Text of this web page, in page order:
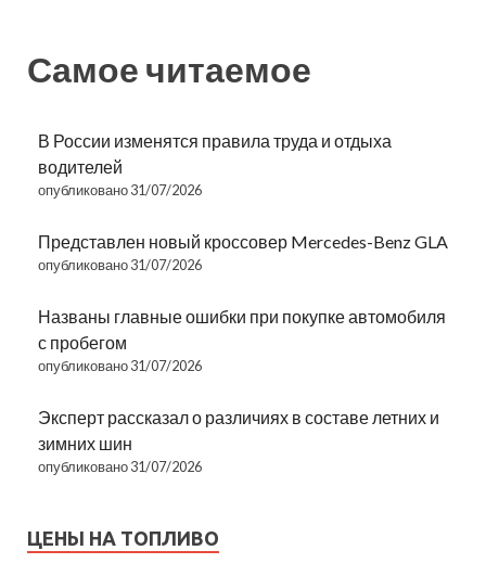
Самое читаемое
В России изменятся правила труда и отдыха
водителей
опубликовано 31/07/2026
Представлен новый кроссовер Mercedes-Benz GLA
опубликовано 31/07/2026
Названы главные ошибки при покупке автомобиля
с пробегом
опубликовано 31/07/2026
Эксперт рассказал о различиях в составе летних и
зимних шин
опубликовано 31/07/2026
ЦЕНЫ НА ТОПЛИВО